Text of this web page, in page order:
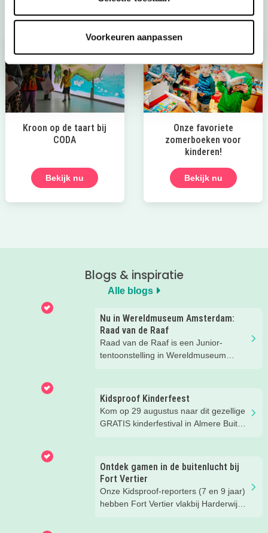
Voorkeuren aanpassen
Kroon op de taart bij
CODA
Bekijk nu
Onze favoriete
zomerboeken voor
kinderen!
Bekijk nu
Blogs & inspiratie
Alle blogs
Nu in Wereldmuseum Amsterdam:
Raad van de Raaf
Raad van de Raaf is een Junior-
tentoonstelling in Wereldmuseum
we ontdekken met onze
Kidsproofreporters Kees, Aukje en
moeder Harmke.
Kidsproof Kinderfeest
Kom op 29 augustus naar dit gezellige
GRATIS kinderfestival in Almere Buiten
Ontdek gamen in de buitenlucht bij
Fort Vertier
Onze Kidsproof-reporters (7 en 9 jaar)
hebben Fort Vertier vlakbij Harderwijk